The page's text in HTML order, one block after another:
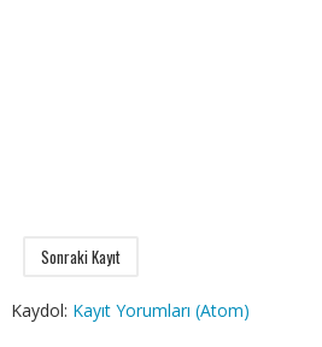
Sonraki Kayıt
Kaydol: Kayıt Yorumları (Atom)